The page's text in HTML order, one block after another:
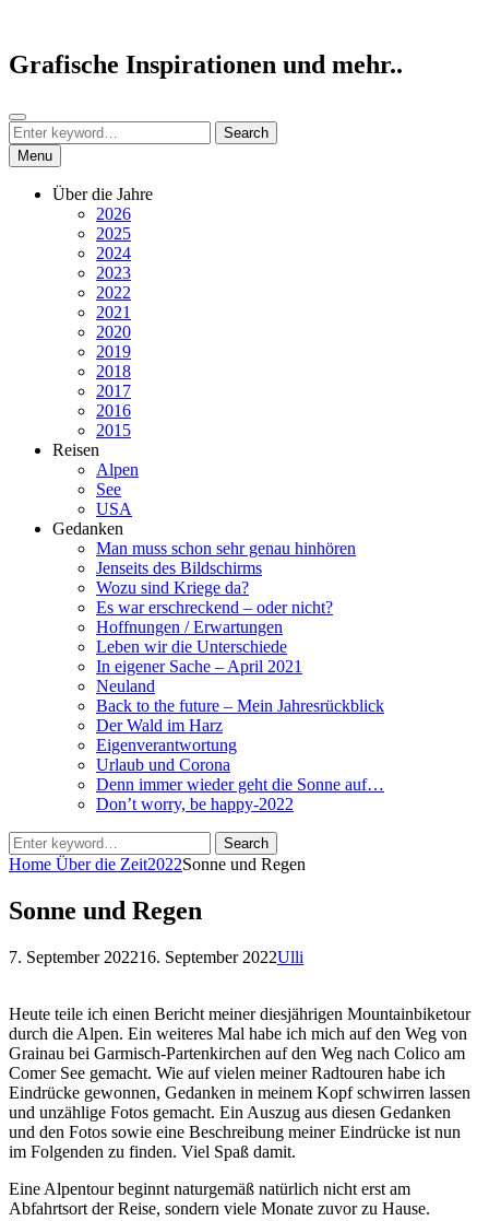
content
Grafische Inspirationen und mehr..
Search
Search
for:
Search
Menu
Über die Jahre
2026
2025
2024
2023
2022
2021
2020
2019
2018
2017
2016
2015
Reisen
Alpen
See
USA
Gedanken
Man muss schon sehr genau hinhören
Jenseits des Bildschirms
Wozu sind Kriege da?
Es war erschreckend – oder nicht?
Hoffnungen / Erwartungen
Leben wir die Unterschiede
In eigener Sache – April 2021
Neuland
Back to the future – Mein Jahresrückblick
Der Wald im Harz
Eigenverantwortung
Urlaub und Corona
Denn immer wieder geht die Sonne auf…
Don’t worry, be happy-2022
Search
for:
Search
Home Über die Zeit2022Sonne und Regen
Sonne und Regen
Posted
7. September 202216. September 2022by
Ulli
Heute teile ich einen Bericht meiner diesjährigen Mountainbiketour
durch die Alpen. Ein weiteres Mal habe ich mich auf den Weg von
Grainau bei Garmisch-Partenkirchen auf den Weg nach Colico am
Comer See gemacht. Wie auf vielen meiner Radtouren habe ich
Eindrücke gewonnen, Gedanken in meinem Kopf schwirren lassen
und unzählige Fotos gemacht. Ein Auszug aus diesen Gedanken
und den Fotos sowie eine Beschreibung meiner Eindrücke ist nun
im Folgenden zu finden. Viel Spaß damit.
Eine Alpentour beginnt naturgemäß natürlich nicht erst am
Abfahrtsort der Reise, sondern viele Monate zuvor zu Hause.